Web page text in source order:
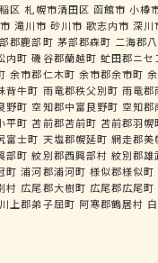
区 札幌市清田区 函館市 小樽
滝川市 砂川市 歌志内市 深川
郡鹿部町 茅部郡森町 二海郡
内町 磯谷郡蘭越町 虻田郡ニセ
余市郡仁木町 余市郡余市町
背牛町 雨竜郡秩父別町 雨竜郡
野町 空知郡中富良野町 空知郡
平町 苫前郡苫前町 苫前郡羽幌
富士町 天塩郡幌延町 網走郡美
部町 紋別郡西興部村 紋別郡雄
町 浦河郡浦河町 様似郡様似町
村 広尾郡大樹町 広尾郡広尾町
川上郡弟子屈町 阿寒郡鶴居村